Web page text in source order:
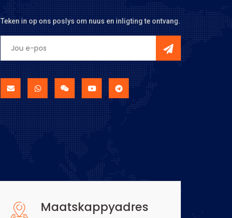
Teken in op ons poslys om nuus en inligting te ontvang.
Maatskappyadres